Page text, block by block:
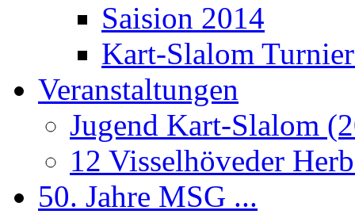
Saision 2014
Kart-Slalom
Veranstaltungen
Jugend Kart-Slalom
12 Visselhöveder
50. Jahre MSG ...